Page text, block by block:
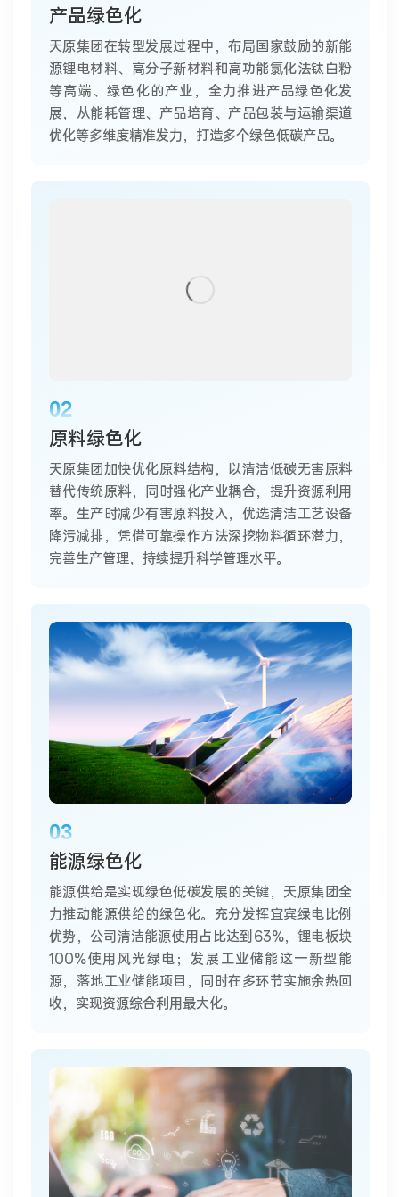
产品绿色化
天原集团在转型发展过程中，布局国家鼓励的新能
源锂电材料、高分子新材料和高功能氯化法钛白粉
等高端、绿色化的产业，全力推进产品绿色化发
展，从能耗管理、产品培育、产品包装与运输渠道
优化等多维度精准发力，打造多个绿色低碳产品。
02
原料绿色化
天原集团加快优化原料结构，以清洁低碳无害原料
替代传统原料，同时强化产业耦合，提升资源利用
率。生产时减少有害原料投入，优选清洁工艺设备
降污减排，凭借可靠操作方法深挖物料循环潜力，
完善生产管理，持续提升科学管理水平。
03
能源绿色化
能源供给是实现绿色低碳发展的关键，天原集团全
力推动能源供给的绿色化。充分发挥宜宾绿电比例
优势，公司清洁能源使用占比达到63%，锂电板块
100%使用风光绿电；发展工业储能这一新型能
源，落地工业储能项目，同时在多环节实施余热回
收，实现资源综合利用最大化。